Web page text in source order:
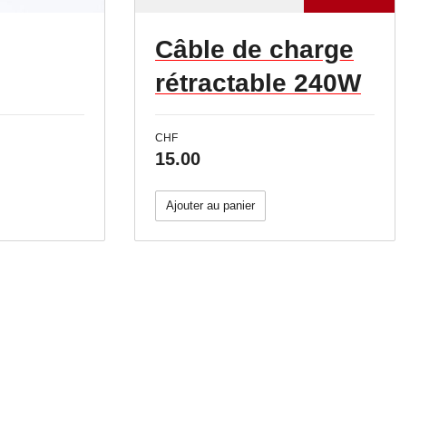
Câble de charge
rétractable 240W
CHF
15.00
Ajouter au panier